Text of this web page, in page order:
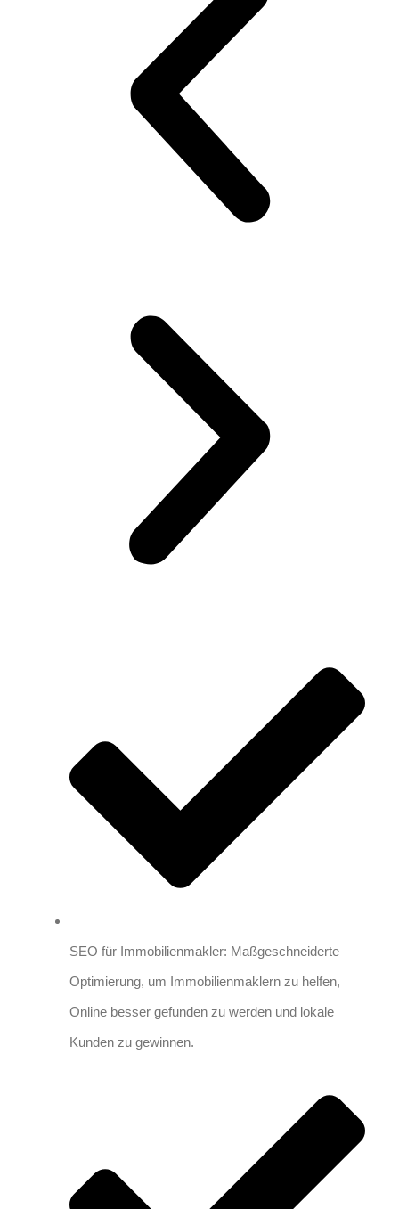
SEO für Immobilienmakler: Maßgeschneiderte
Optimierung, um Immobilienmaklern zu helfen,
Online besser gefunden zu werden und lokale
Kunden zu gewinnen.